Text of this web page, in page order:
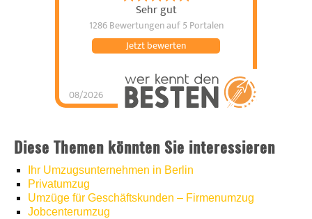
Sehr gut
1286 Bewertungenauf 5 Portalen
08/2026
Jetzt bewerten
Umzugshelfer Berlin
hat5von5 Sternen |
werkenntdenBESTEN.de
Diese Themen könnten Sie interessieren
Ihr Umzugsunternehmen in Berlin
Privatumzug
Umzüge für Geschäftskunden – Firmenumzug
Jobcenterumzug